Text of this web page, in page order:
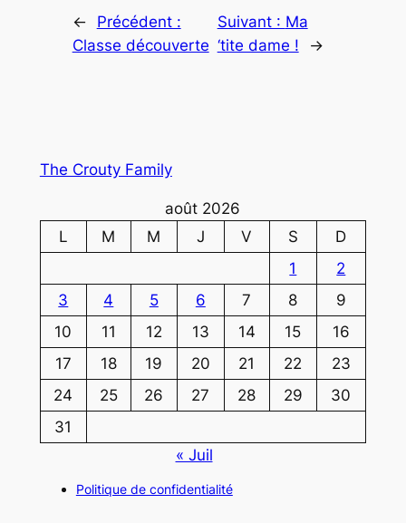
←
Précédent :
Classe découverte
Suivant : Ma
‘tite dame !
→
The Crouty Family
août 2026
L
M M J V S
D
1
2
3
4 5 6 7 8
9
10
11 12 13 14 15
16
17
18 19 20 21 22
23
24
25 26 27 28 29
30
31
« Juil
Politique de confidentialité